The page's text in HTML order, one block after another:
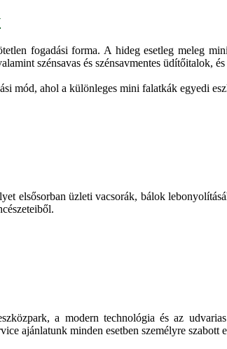
fogadási forma. A hideg esetleg meleg
szénsavas és szénsavmentes üdítőitalok,
mód, ahol a különleges mini falatkák egyedi
elsősorban üzleti vacsorák, bálok
a modern technológia és az
ajánlatunk minden esetben személyre szabott